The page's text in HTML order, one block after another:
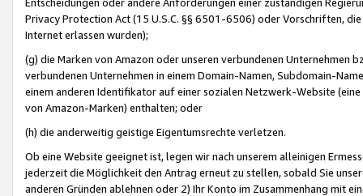
Privacy Protection Act (15 U.S.C. §§ 6501-6506) oder Vorschriften,
Internet erlassen wurden);
(g) die Marken von Amazon oder unseren verbundenen Unternehmen
verbundenen Unternehmen in einem Domain-Namen, Subdomain-
einem anderen Identifikator auf einer sozialen Netzwerk-Website
von Amazon-Marken) enthalten; oder
(h) die anderweitig geistige Eigentumsrechte verletzen.
Ob eine Website geeignet ist, legen wir nach unserem alleinigen
jederzeit die Möglichkeit den Antrag erneut zu stellen, sobald Sie
anderen Gründen ablehnen oder 2) Ihr Konto im Zusammenhang mit